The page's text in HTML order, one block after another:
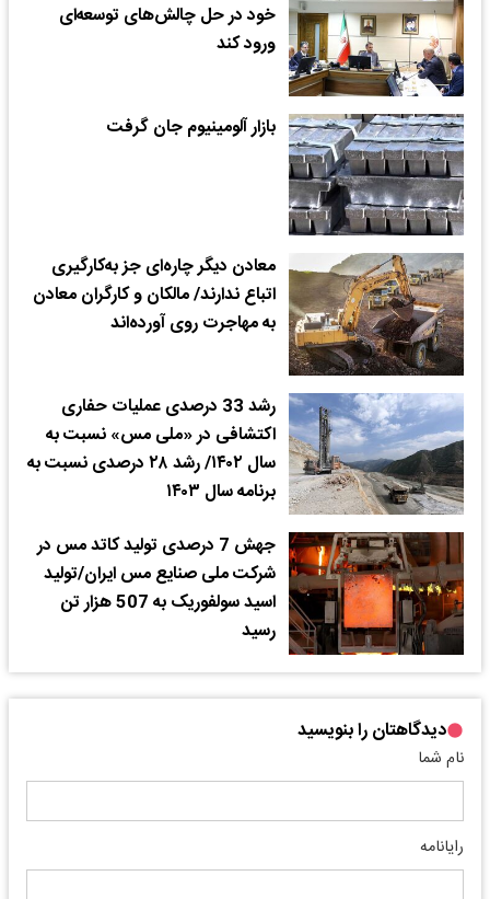
خود در حل چالش‌های توسعه‌ای
ورود کند
بازار آلومینیوم جان گرفت
معادن دیگر چاره‌ای جز به‌کارگیری
اتباع ندارند/ مالکان و کارگران معادن
به مهاجرت روی آورده‌اند
رشد 33 درصدی عملیات حفاری
اکتشافی در «ملی مس» نسبت به
سال ۱۴۰۲/ رشد ۲۸ درصدی نسبت به
برنامه سال ۱۴۰۳
جهش 7 درصدی تولید کاتد مس در
شرکت ملی صنایع مس ایران/تولید
اسید سولفوریک به 507 هزار تن
رسید
دیدگاهتان را بنویسید
نام شما
رایانامه